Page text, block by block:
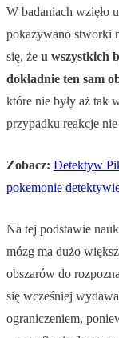
W badaniach wzięło
pokazywano stworki
się, że u wszystkich
dokładnie ten sam
które nie były aż tak
przypadku reakcje
Zobacz: Detektyw
pokemonie
Na tej podstawie
mózg ma dużo
obszarów do
się wcześniej
ograniczeniem,